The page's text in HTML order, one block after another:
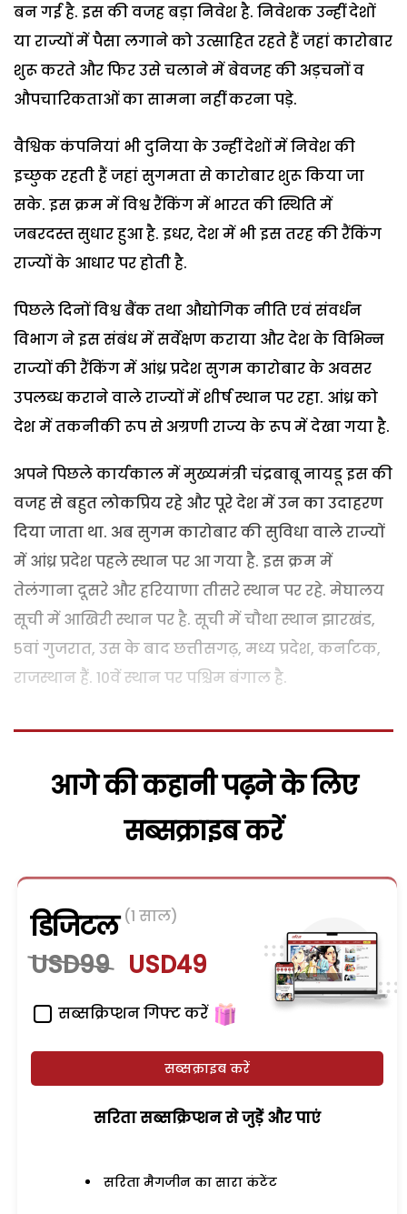
बन गई है. इस की वजह बड़ा निवेश है. निवेशक उन्हीं देशों
या राज्यों में पैसा लगाने को उत्साहित रहते हैं जहां कारोबार
शुरू करते और फिर उसे चलाने में बेवजह की अड़चनों व
औपचारिकताओं का सामना नहीं करना पड़े.
वैश्विक कंपनियां भी दुनिया के उन्हीं देशों में निवेश की
इच्छुक रहती हैं जहां सुगमता से कारोबार शुरू किया जा
सके. इस क्रम में विश्व रैंकिंग में भारत की स्थिति में
जबरदस्त सुधार हुआ है. इधर, देश में भी इस तरह की रैंकिंग
राज्यों के आधार पर होती है.
पिछले दिनों विश्व बैंक तथा औद्योगिक नीति एवं संवर्धन
विभाग ने इस संबंध में सर्वेक्षण कराया और देश के विभिन्न
राज्यों की रैंकिंग में आंध्र प्रदेश सुगम कारोबार के अवसर
उपलब्ध कराने वाले राज्यों में शीर्ष स्थान पर रहा. आंध्र को
देश में तकनीकी रूप से अग्रणी राज्य के रूप में देखा गया है.
अपने पिछले कार्यकाल में मुख्यमंत्री चंद्रबाबू नायडू इस की
वजह से बहुत लोकप्रिय रहे और पूरे देश में उन का उदाहरण
दिया जाता था. अब सुगम कारोबार की सुविधा वाले राज्यों
में आंध्र प्रदेश पहले स्थान पर आ गया है. इस क्रम में
तेलंगाना दूसरे और हरियाणा तीसरे स्थान पर रहे. मेघालय
सूची में आखिरी स्थान पर है. सूची में चौथा स्थान झारखंड,
5वां गुजरात, उस के बाद छत्तीसगढ़, मध्य प्रदेश, कर्नाटक,
राजस्थान हैं. 10वें स्थान पर पश्चिम बंगाल है.
आगे की कहानी पढ़ने के लिए
सब्सक्राइब करें
डिजिटल (1 साल)
USD99 USD49
सब्सक्रिप्शन गिफ्ट करें
सब्सक्राइब करें
सरिता सब्सक्रिप्शन से जुड़ेें और पाएं
सरिता मैगजीन का सारा कंटेंट